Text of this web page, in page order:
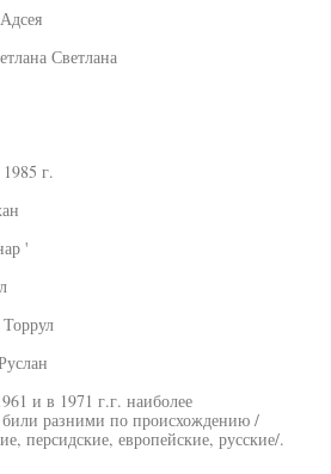
Светлана
г.
'
и в 1971 г.г. наиболее
били разними по происхождению /
персидские, европейские, русские/.